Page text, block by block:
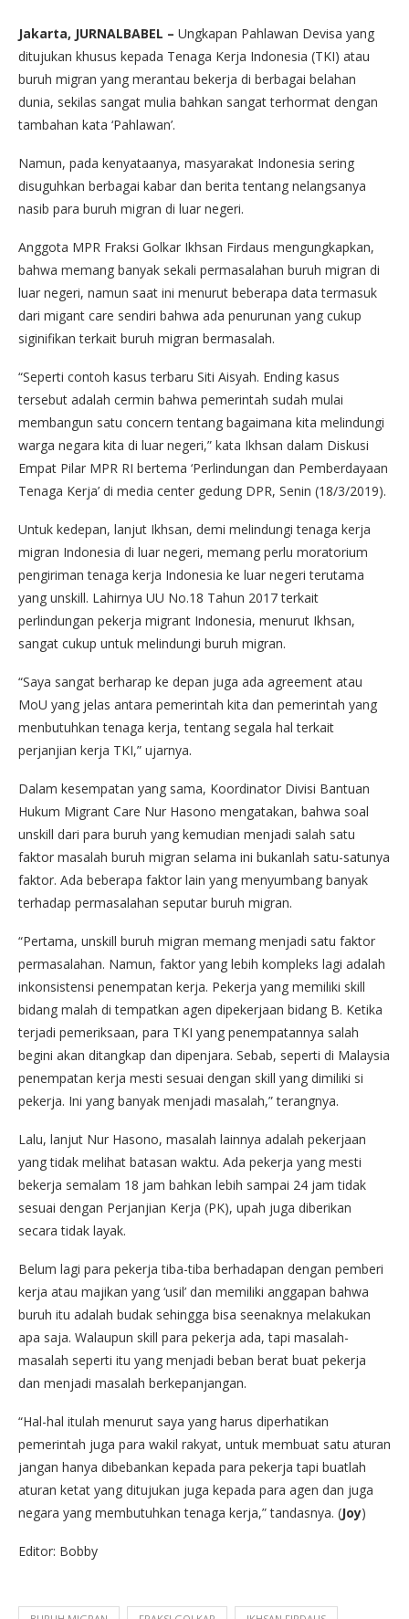
Jakarta, JURNALBABEL – Ungkapan Pahlawan Devisa yang
ditujukan khusus kepada Tenaga Kerja Indonesia (TKI) atau
buruh migran yang merantau bekerja di berbagai belahan
dunia, sekilas sangat mulia bahkan sangat terhormat dengan
tambahan kata ‘Pahlawan’.
Namun, pada kenyataanya, masyarakat Indonesia sering
disuguhkan berbagai kabar dan berita tentang nelangsanya
nasib para buruh migran di luar negeri.
Anggota MPR Fraksi Golkar Ikhsan Firdaus mengungkapkan,
bahwa memang banyak sekali permasalahan buruh migran di
luar negeri, namun saat ini menurut beberapa data termasuk
dari migant care sendiri bahwa ada penurunan yang cukup
siginifikan terkait buruh migran bermasalah.
“Seperti contoh kasus terbaru Siti Aisyah. Ending kasus
tersebut adalah cermin bahwa pemerintah sudah mulai
membangun satu concern tentang bagaimana kita melindungi
warga negara kita di luar negeri,” kata Ikhsan dalam Diskusi
Empat Pilar MPR RI bertema ‘Perlindungan dan Pemberdayaan
Tenaga Kerja’ di media center gedung DPR, Senin (18/3/2019).
Untuk kedepan, lanjut Ikhsan, demi melindungi tenaga kerja
migran Indonesia di luar negeri, memang perlu moratorium
pengiriman tenaga kerja Indonesia ke luar negeri terutama
yang unskill. Lahirnya UU No.18 Tahun 2017 terkait
perlindungan pekerja migrant Indonesia, menurut Ikhsan,
sangat cukup untuk melindungi buruh migran.
“Saya sangat berharap ke depan juga ada agreement atau
MoU yang jelas antara pemerintah kita dan pemerintah yang
menbutuhkan tenaga kerja, tentang segala hal terkait
perjanjian kerja TKI,” ujarnya.
Dalam kesempatan yang sama, Koordinator Divisi Bantuan
Hukum Migrant Care Nur Hasono mengatakan, bahwa soal
unskill dari para buruh yang kemudian menjadi salah satu
faktor masalah buruh migran selama ini bukanlah satu-satunya
faktor. Ada beberapa faktor lain yang menyumbang banyak
terhadap permasalahan seputar buruh migran.
“Pertama, unskill buruh migran memang menjadi satu faktor
permasalahan. Namun, faktor yang lebih kompleks lagi adalah
inkonsistensi penempatan kerja. Pekerja yang memiliki skill
bidang malah di tempatkan agen dipekerjaan bidang B. Ketika
terjadi pemeriksaan, para TKI yang penempatannya salah
begini akan ditangkap dan dipenjara. Sebab, seperti di Malaysia
penempatan kerja mesti sesuai dengan skill yang dimiliki si
pekerja. Ini yang banyak menjadi masalah,” terangnya.
Lalu, lanjut Nur Hasono, masalah lainnya adalah pekerjaan
yang tidak melihat batasan waktu. Ada pekerja yang mesti
bekerja semalam 18 jam bahkan lebih sampai 24 jam tidak
sesuai dengan Perjanjian Kerja (PK), upah juga diberikan
secara tidak layak.
Belum lagi para pekerja tiba-tiba berhadapan dengan pemberi
kerja atau majikan yang ‘usil’ dan memiliki anggapan bahwa
buruh itu adalah budak sehingga bisa seenaknya melakukan
apa saja. Walaupun skill para pekerja ada, tapi masalah-
masalah seperti itu yang menjadi beban berat buat pekerja
dan menjadi masalah berkepanjangan.
“Hal-hal itulah menurut saya yang harus diperhatikan
pemerintah juga para wakil rakyat, untuk membuat satu aturan
jangan hanya dibebankan kepada para pekerja tapi buatlah
aturan ketat yang ditujukan juga kepada para agen dan juga
negara yang membutuhkan tenaga kerja,” tandasnya. (Joy)
Editor: Bobby